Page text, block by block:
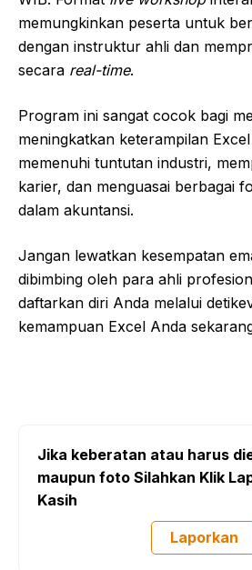
memungkinkan peserta untuk
dengan instruktur ahli dan
secara real-time.
Program ini sangat cocok bagi
meningkatkan keterampilan
memenuhi tuntutan industri,
karier, dan menguasai berbagai
dalam akuntansi.
Jangan lewatkan kesempatan
dibimbing oleh para ahli
daftarkan diri Anda melalui
kemampuan Excel Anda
Jika keberatan atau harus
maupun foto Silahkan Klik
Kasih
Laporkan